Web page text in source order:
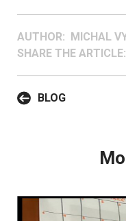
AUTHOR: MICHAL
SHARE THE ARTICLE:
BLOG